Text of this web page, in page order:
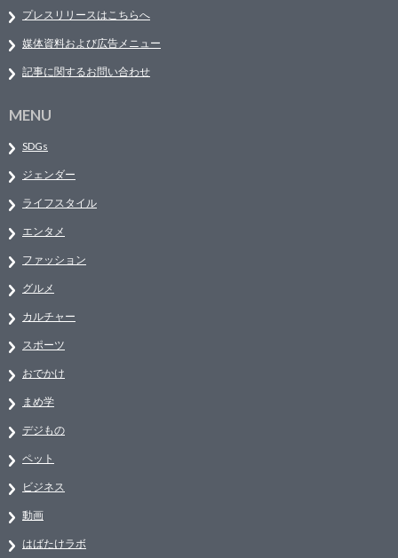
プレスリリースはこちらへ
媒体資料および広告メニュー
記事に関するお問い合わせ
MENU
SDGs
ジェンダー
ライフスタイル
エンタメ
ファッション
グルメ
カルチャー
スポーツ
おでかけ
まめ学
デジもの
ペット
ビジネス
動画
はばたけラボ